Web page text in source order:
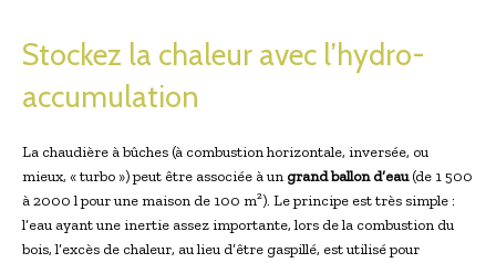
Stockez la chaleur avec l’hydro-
accumulation
La chaudière à bûches (à combustion horizontale, inversée, ou
mieux, « turbo ») peut être associée à un grand ballon d’eau(de 1 500
à 2000 l pour une maison de 100 m²). Le principe est très simple :
l’eau ayant une inertie assez importante, lors de la combustion du
bois, l’excès de chaleur, au lieu d’être gaspillé, est utilisé pour